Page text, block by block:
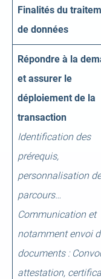
Finalités du
de données
Répondre à la
et assurer le
déploiement de la
transaction
Identification des
prérequis,
personnalisation
parcours…
Communication et
notamment envoi
documents :
attestation,